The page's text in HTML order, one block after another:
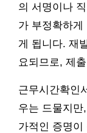
의 서명이나
가 부정확하
게 됩니다. 재
요되므로, 제
근무시간확인
우는 드물지
가적인 증명이